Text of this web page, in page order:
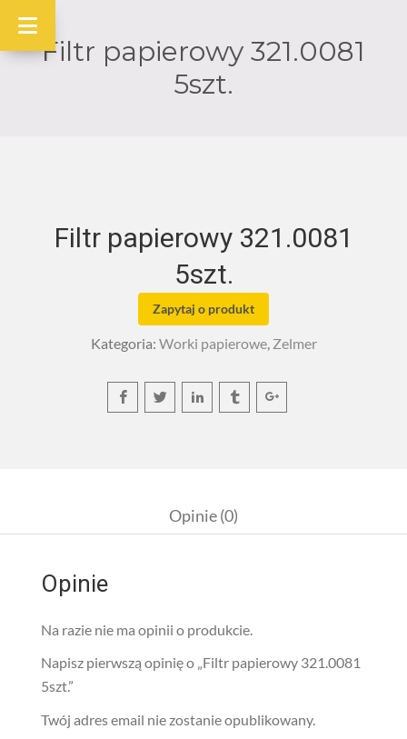
Filtr papierowy 321.0081
5szt.
Filtr papierowy 321.0081
5szt.
Zapytaj o produkt
Kategoria: Worki papierowe, Zelmer
Opinie (0)
Opinie
Na razie nie ma opinii o produkcie.
Napisz pierwszą opinię o „Filtr papierowy 321.0081
5szt.”
Twój adres email nie zostanie opublikowany.